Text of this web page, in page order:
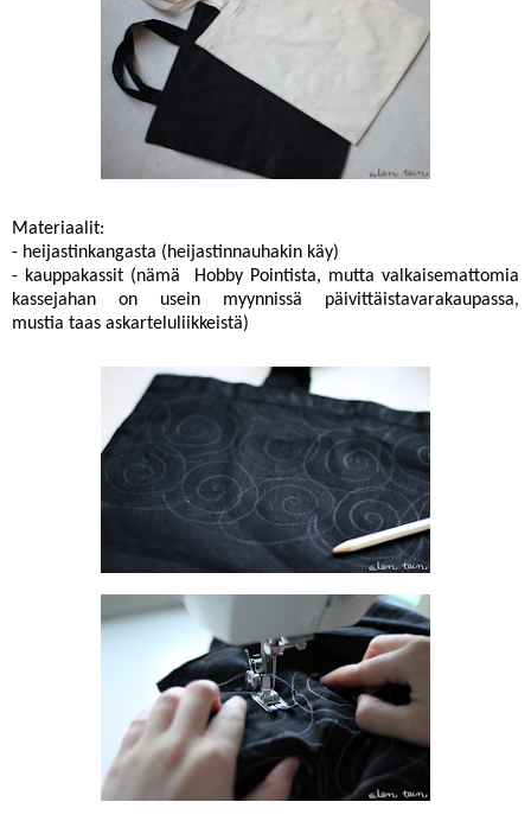
Materiaalit:
- heijastinkangasta (heijastinnauhakin käy)
- kauppakassit (nämä Hobby Pointista, mutta valkaisemattomia
kassejahan on usein myynnissä päivittäistavarakaupassa,
mustia taas askarteluliikkeistä)